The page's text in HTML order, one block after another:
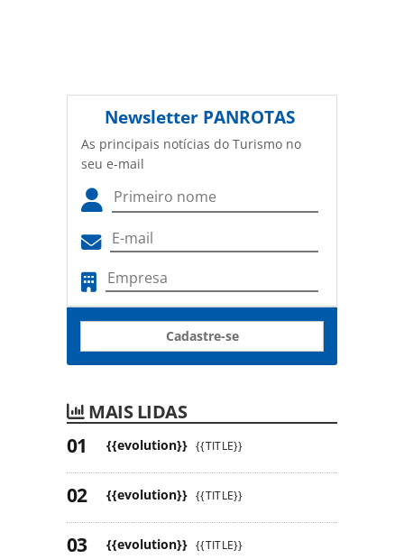
Newsletter PANROTAS
As principais notícias do Turismo no
seu e-mail
Cadastre-se
MAIS LIDAS
{{evolution}} {{TITLE}}
{{evolution}} {{TITLE}}
{{evolution}} {{TITLE}}